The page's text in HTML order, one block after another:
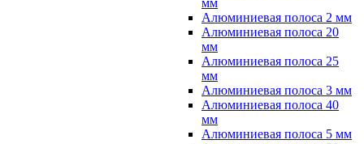
мм
Алюминиевая полоса 2 мм
Алюминиевая полоса 20
мм
Алюминиевая полоса 25
мм
Алюминиевая полоса 3 мм
Алюминиевая полоса 40
мм
Алюминиевая полоса 5 мм